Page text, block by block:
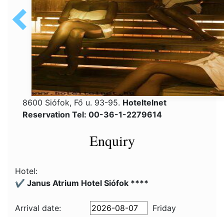
8600 Siófok, Fő u. 93-95. Hoteltelnet
Reservation Tel: 00-36-1-2279614
Enquiry
Hotel:
✔️ Janus Atrium Hotel Siófok ****
Arrival date: Friday